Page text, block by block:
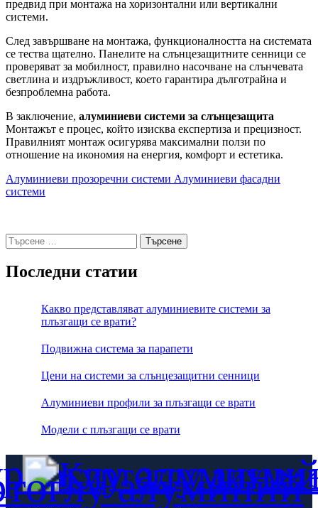
предвид при монтажа на хоризонтални или вертикални
системи.
След завършване на монтажа, функционалността на системата
се тества щателно. Панелите на слънцезащитните сенници се
проверяват за мобилност, правилно насочване на слънчевата
светлина и издръжливост, което гарантира дълготрайна и
безпроблемна работа.
В заключение, алуминиеви системи за слънцезащита
Монтажът е процес, който изисква експертиза и прецизност.
Правилният монтаж осигурява максимални ползи по
отношение на икономия на енергия, комфорт и естетика.
Алуминиеви прозоречни системи Алуминиеви фасадни
системи
Търсене
за:
Последни статии
Какво представляват алуминиевите системи за
плъзгащи се врати?
Подвижна система за парапети
Цени на системи за слънцезащитни сенници
Алуминиеви профили за плъзгащи се врати
Модели с плъзгащи се врати